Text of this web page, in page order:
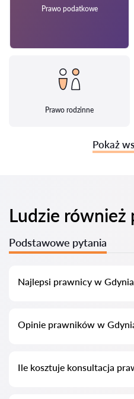
Prawo podatkowe
Prawo rodzinne
Pokaż
Ludzie również
Podstawowe pytania
Najlepsi prawnicy w Gdynia
pełnymi informacjami. Ceny,
adresy.
Opinie prawników w
prawnikach, nie usuwamy
możliwości manipulacji nimi.
Ile kosztuje konsultacja